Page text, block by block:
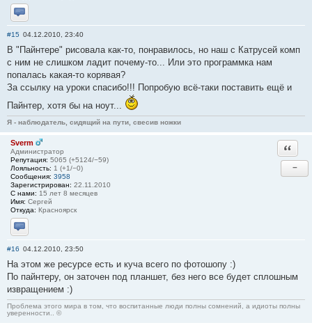
Отправить личное сообщение
#15 04.12.2010, 23:40
В "Пайнтере" рисовала как-то, понравилось, но наш с Катрусей комп
с ним не слишком ладит почему-то... Или это программка нам
попалась какая-то корявая?
За ссылку на уроки спасибо!!! Попробую всё-таки поставить ещё и
Пайнтер, хотя бы на ноут...
Я - наблюдатель, сидящий на пути, свесив ножки
Sverm
Администратор
Репутация: 5065 (+5124/−59)
Лояльность: 1 (+1/−0)
Сообщения: 3958
Зарегистрирован: 22.11.2010
С нами: 15 лет 8 месяцев
Имя: Сергей
Откуда: Красноярск
Отправить личное сообщение
−
#16 04.12.2010, 23:50
На этом же ресурсе есть и куча всего по фотошопу :)
По пайнтеру, он заточен под планшет, без него все будет сплошным
извращением :)
Проблема этого мира в том, что воспитанные люди полны сомнений, а идиоты полны
уверенности.. ©